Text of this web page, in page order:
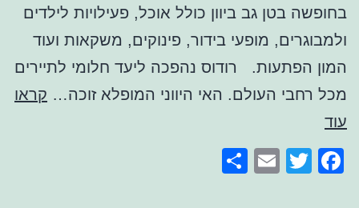
בחופשה בטן גב ביוון כולל אוכל, פעילויות לילדים
ולמבוגרים, מופעי בידור, פינוקים, משקאות ועוד
המון הפתעות. רודוס נהפכה ליעד חלומי לתיירים
מכל רחבי העולם. האי היווני המופלא זוכה… קראו
עודמלונות
ברודוס
הכלFacebook
Twitter
Email